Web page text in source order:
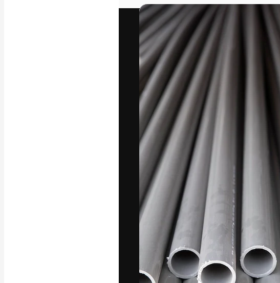
動画
映像素材
モーショングラフィックス
動画テンプレート
アイコン
3D モデル
フォント
最高のクリエイティブ制作を導
ットフォーム。クリエイター、
店、スタジオを含む100万人以
います。
日本語
Copyright © 2010- 2026Freepik